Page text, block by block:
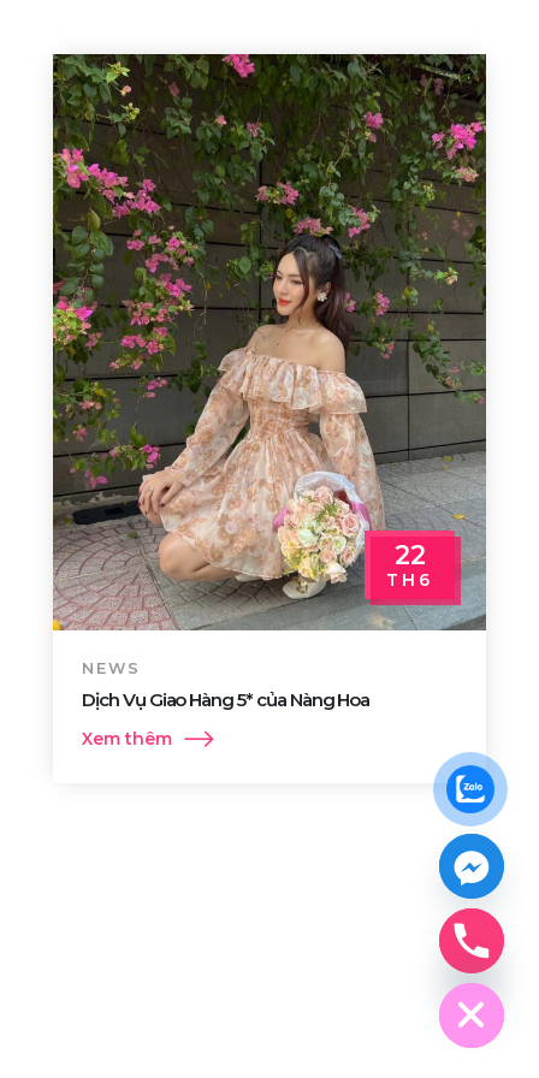
22
TH6
NEWS
Dịch Vụ Giao Hàng 5* của Nàng Hoa
Xem thêm
Hide chaty